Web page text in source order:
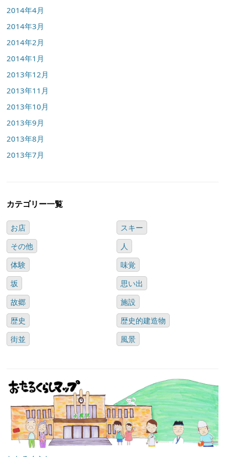
2014年4月
2014年3月
2014年2月
2014年1月
2013年12月
2013年11月
2013年10月
2013年9月
2013年8月
2013年7月
カテゴリー一覧
お店
スキー
その他
人
体験
味覚
坂
思い出
故郷
施設
歴史
歴史的建造物
街並
風景